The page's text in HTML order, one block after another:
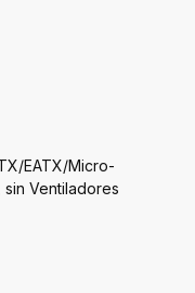
EATX/Micro-
sin Ventiladores